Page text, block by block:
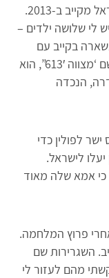
אנדריי מזרויינקו בן ה-47 מעכו עלה לישראל מקייב ב-2013.
לי שלושה ילדים –
בקייב עם
גרושתי, שעובדת בגן ילדים יהודי בעיר בשם ‘מצווה 613′”, הוא
הנכדה
לפולין כדי
לישראל.
כי אמא שלה מאוד
ימים אחרי פרוץ המלחמה.
השגרירות שם
מהם לעזור לי